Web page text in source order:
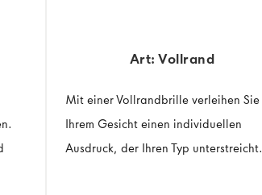
Art: Vollrand
Mit einer Vollrandbrille verleihen Sie
Ihrem Gesicht einen individuellen
Ausdruck, der Ihren Typ unterstreicht.